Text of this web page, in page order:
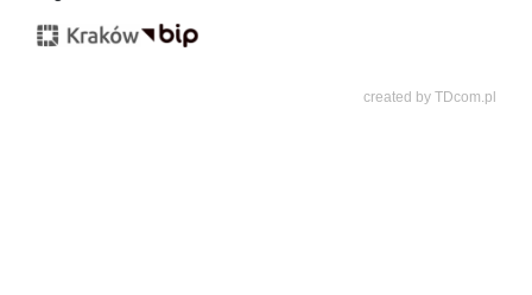
created by TDcom.pl